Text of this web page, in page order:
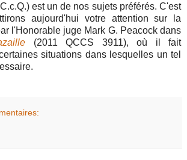
est un de nos sujets préférés. C'est
aujourd'hui votre attention sur la
l'Honorable juge Mark G. Peacock dans
(2011 QCCS 3911), où il fait
situations dans lesquelles un tel